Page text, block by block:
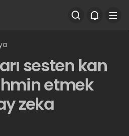
sesten kan
etmek
zeka